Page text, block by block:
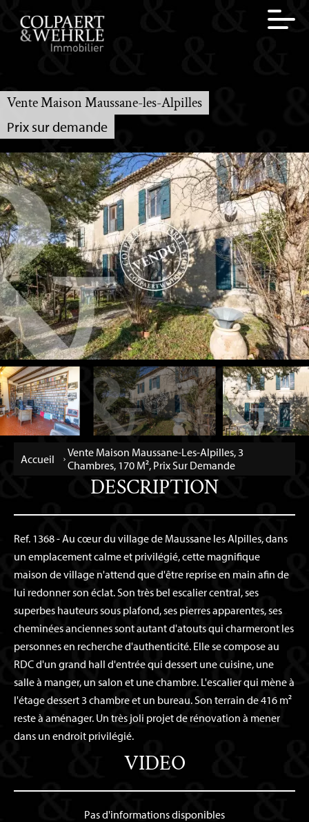
Vente Maison Maussane-les-Alpilles
Prix sur demande
Accueil
Vente Maison Maussane-Les-Alpilles, 3
Chambres, 170 M², Prix Sur Demande
DESCRIPTION
Ref. 1368 - Au cœur du village de Maussane les Alpilles, dans
un emplacement calme et privilégié, cette magnifique
maison de village n'attend que d'être reprise en main afin de
lui redonner son éclat. Son très bel escalier central, ses
superbes hauteurs sous plafond, ses pierres apparentes, ses
cheminées anciennes sont autant d'atouts qui charmeront les
personnes en recherche d'authenticité. Elle se compose au
RDC d'un grand hall d'entrée qui dessert une cuisine, une
salle à manger, un salon et une chambre. L'escalier qui mène à
l'étage dessert 3 chambre et un bureau. Son terrain de 416 m²
reste à aménager. Un très joli projet de rénovation à mener
dans un endroit privilégié.
VIDEO
Pas d'informations disponibles